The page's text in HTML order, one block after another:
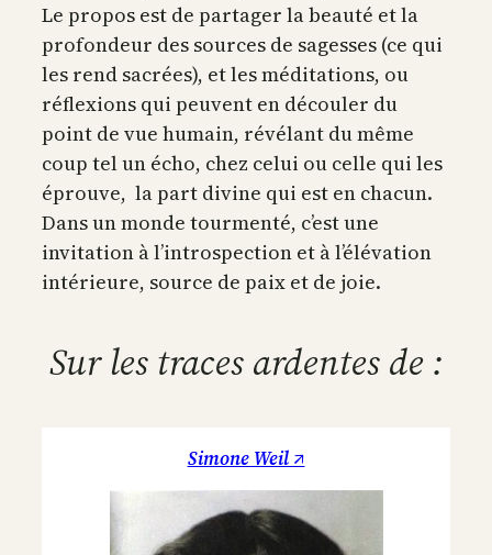
Le propos est de partager la beauté et la
profondeur des sources de sagesses (ce qui
les rend sacrées), et les méditations, ou
réflexions qui peuvent en découler du
point de vue humain, révélant du même
coup tel un écho, chez celui ou celle qui les
éprouve, la part divine qui est en chacun.
Dans un monde tourmenté, c’est une
invitation à l’introspection et à l’élévation
intérieure, source de paix et de joie.
Sur les traces ardentes de :
Simone Weil ↗